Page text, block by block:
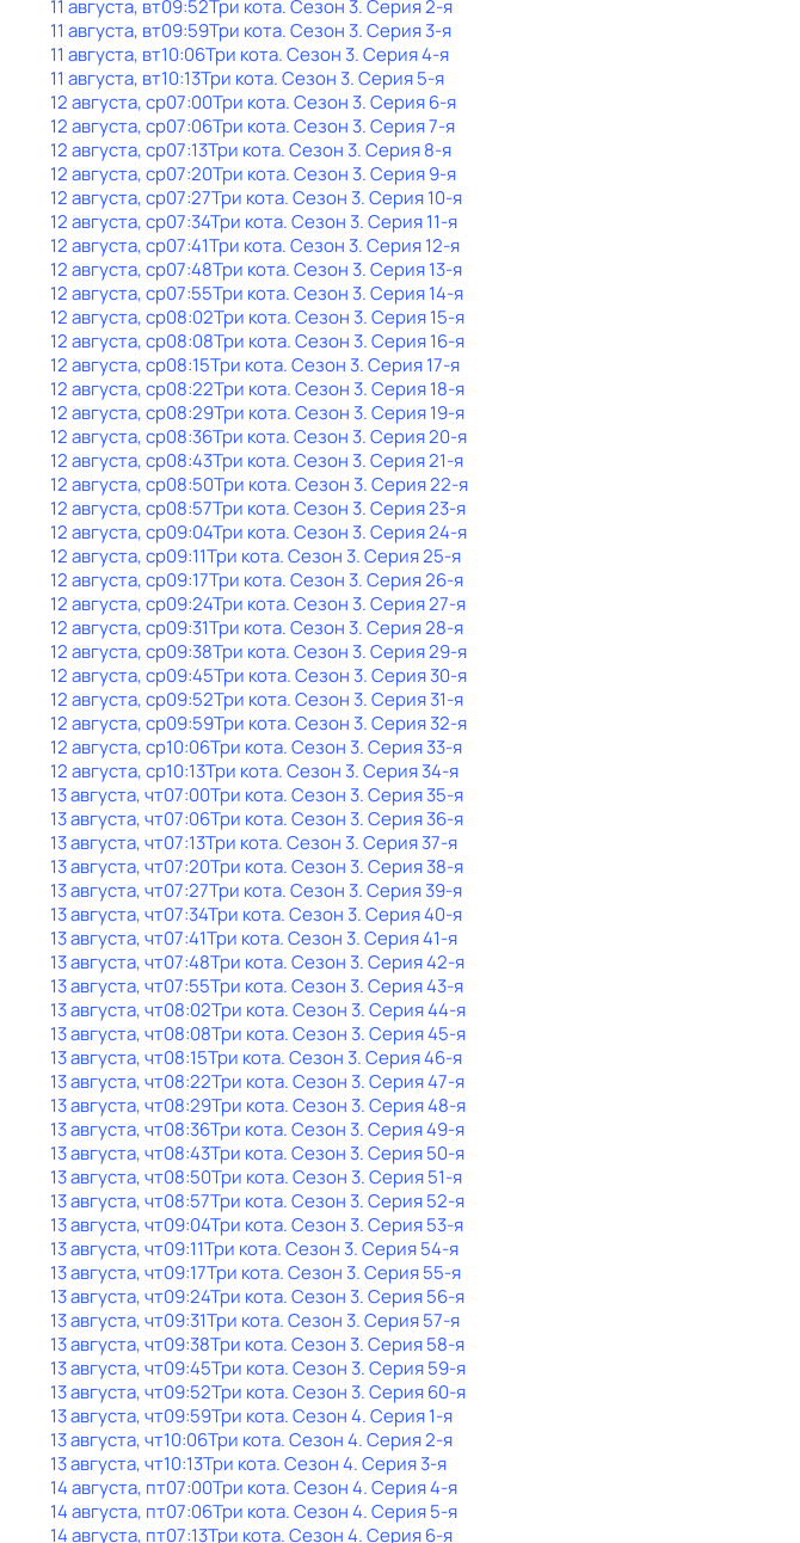
11 августа, вт09:52Три кота. Сезон 3. Серия 2-я
11 августа, вт09:59Три кота. Сезон 3. Серия 3-я
11 августа, вт10:06Три кота. Сезон 3. Серия 4-я
11 августа, вт10:13Три кота. Сезон 3. Серия 5-я
12 августа, ср07:00Три кота. Сезон 3. Серия 6-я
12 августа, ср07:06Три кота. Сезон 3. Серия 7-я
12 августа, ср07:13Три кота. Сезон 3. Серия 8-я
12 августа, ср07:20Три кота. Сезон 3. Серия 9-я
12 августа, ср07:27Три кота. Сезон 3. Серия 10-я
12 августа, ср07:34Три кота. Сезон 3. Серия 11-я
12 августа, ср07:41Три кота. Сезон 3. Серия 12-я
12 августа, ср07:48Три кота. Сезон 3. Серия 13-я
12 августа, ср07:55Три кота. Сезон 3. Серия 14-я
12 августа, ср08:02Три кота. Сезон 3. Серия 15-я
12 августа, ср08:08Три кота. Сезон 3. Серия 16-я
12 августа, ср08:15Три кота. Сезон 3. Серия 17-я
12 августа, ср08:22Три кота. Сезон 3. Серия 18-я
12 августа, ср08:29Три кота. Сезон 3. Серия 19-я
12 августа, ср08:36Три кота. Сезон 3. Серия 20-я
12 августа, ср08:43Три кота. Сезон 3. Серия 21-я
12 августа, ср08:50Три кота. Сезон 3. Серия 22-я
12 августа, ср08:57Три кота. Сезон 3. Серия 23-я
12 августа, ср09:04Три кота. Сезон 3. Серия 24-я
12 августа, ср09:11Три кота. Сезон 3. Серия 25-я
12 августа, ср09:17Три кота. Сезон 3. Серия 26-я
12 августа, ср09:24Три кота. Сезон 3. Серия 27-я
12 августа, ср09:31Три кота. Сезон 3. Серия 28-я
12 августа, ср09:38Три кота. Сезон 3. Серия 29-я
12 августа, ср09:45Три кота. Сезон 3. Серия 30-я
12 августа, ср09:52Три кота. Сезон 3. Серия 31-я
12 августа, ср09:59Три кота. Сезон 3. Серия 32-я
12 августа, ср10:06Три кота. Сезон 3. Серия 33-я
12 августа, ср10:13Три кота. Сезон 3. Серия 34-я
13 августа, чт07:00Три кота. Сезон 3. Серия 35-я
13 августа, чт07:06Три кота. Сезон 3. Серия 36-я
13 августа, чт07:13Три кота. Сезон 3. Серия 37-я
13 августа, чт07:20Три кота. Сезон 3. Серия 38-я
13 августа, чт07:27Три кота. Сезон 3. Серия 39-я
13 августа, чт07:34Три кота. Сезон 3. Серия 40-я
13 августа, чт07:41Три кота. Сезон 3. Серия 41-я
13 августа, чт07:48Три кота. Сезон 3. Серия 42-я
13 августа, чт07:55Три кота. Сезон 3. Серия 43-я
13 августа, чт08:02Три кота. Сезон 3. Серия 44-я
13 августа, чт08:08Три кота. Сезон 3. Серия 45-я
13 августа, чт08:15Три кота. Сезон 3. Серия 46-я
13 августа, чт08:22Три кота. Сезон 3. Серия 47-я
13 августа, чт08:29Три кота. Сезон 3. Серия 48-я
13 августа, чт08:36Три кота. Сезон 3. Серия 49-я
13 августа, чт08:43Три кота. Сезон 3. Серия 50-я
13 августа, чт08:50Три кота. Сезон 3. Серия 51-я
13 августа, чт08:57Три кота. Сезон 3. Серия 52-я
13 августа, чт09:04Три кота. Сезон 3. Серия 53-я
13 августа, чт09:11Три кота. Сезон 3. Серия 54-я
13 августа, чт09:17Три кота. Сезон 3. Серия 55-я
13 августа, чт09:24Три кота. Сезон 3. Серия 56-я
13 августа, чт09:31Три кота. Сезон 3. Серия 57-я
13 августа, чт09:38Три кота. Сезон 3. Серия 58-я
13 августа, чт09:45Три кота. Сезон 3. Серия 59-я
13 августа, чт09:52Три кота. Сезон 3. Серия 60-я
13 августа, чт09:59Три кота. Сезон 4. Серия 1-я
13 августа, чт10:06Три кота. Сезон 4. Серия 2-я
13 августа, чт10:13Три кота. Сезон 4. Серия 3-я
14 августа, пт07:00Три кота. Сезон 4. Серия 4-я
14 августа, пт07:06Три кота. Сезон 4. Серия 5-я
14 августа, пт07:13Три кота. Сезон 4. Серия 6-я